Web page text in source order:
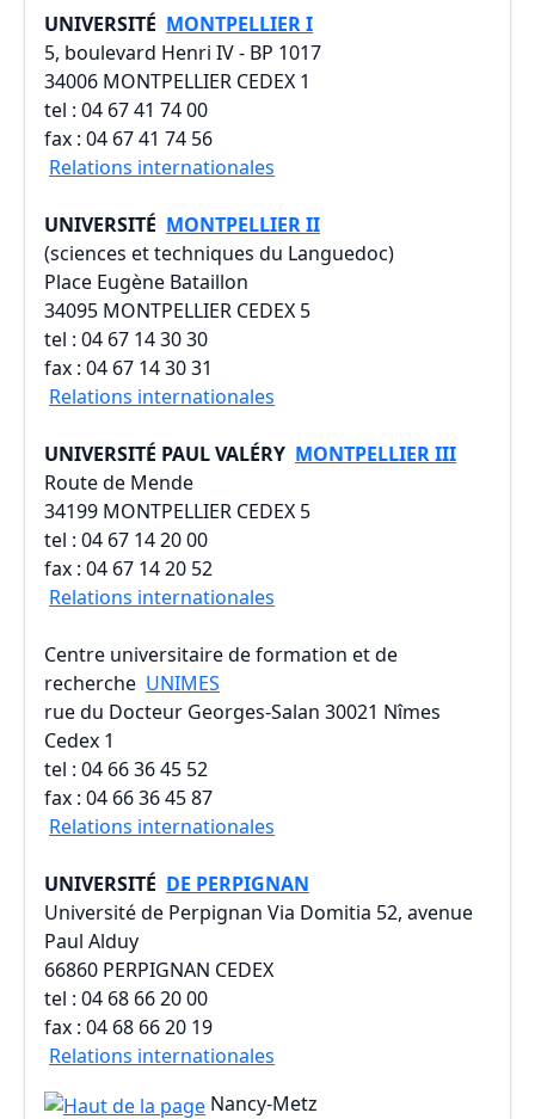
UNIVERSITÉ MONTPELLIER I
5, boulevard Henri IV - BP 1017
34006 MONTPELLIER CEDEX 1
tel : 04 67 41 74 00
fax : 04 67 41 74 56
Relations internationales
UNIVERSITÉ MONTPELLIER II
(sciences et techniques du Languedoc)
Place Eugène Bataillon
34095 MONTPELLIER CEDEX 5
tel : 04 67 14 30 30
fax : 04 67 14 30 31
Relations internationales
UNIVERSITÉ PAUL VALÉRY MONTPELLIER III
Route de Mende
34199 MONTPELLIER CEDEX 5
tel : 04 67 14 20 00
fax : 04 67 14 20 52
Relations internationales
Centre universitaire de formation et de
recherche UNIMES
rue du Docteur Georges-Salan 30021 Nîmes
Cedex 1
tel : 04 66 36 45 52
fax : 04 66 36 45 87
Relations internationales
UNIVERSITÉ DE PERPIGNAN
Université de Perpignan Via Domitia 52, avenue
Paul Alduy
66860 PERPIGNAN CEDEX
tel : 04 68 66 20 00
fax : 04 68 66 20 19
Relations internationales
Nancy-Metz